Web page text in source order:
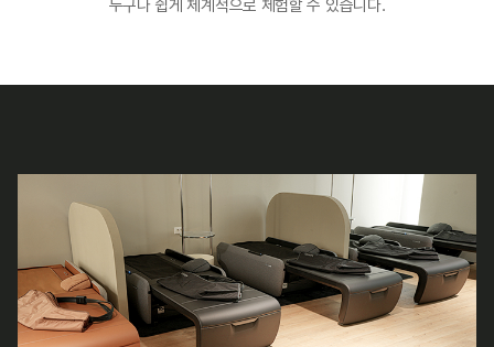
누구나 쉽게 체계적으로 체험할 수 있습니다.